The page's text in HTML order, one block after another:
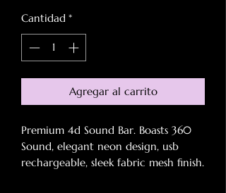
Cantidad *
Agregar al carrito
Premium 4d Sound Bar. Boasts 360
Sound, elegant neon design, usb
rechargeable, sleek fabric mesh finish.